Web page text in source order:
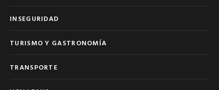
INSEGURIDAD
TURISMO Y GASTRONOMÍA
TRANSPORTE